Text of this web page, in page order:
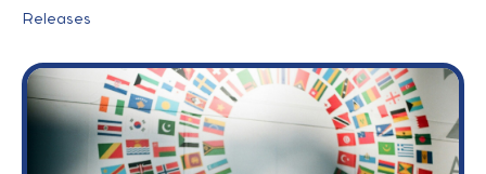
Releases